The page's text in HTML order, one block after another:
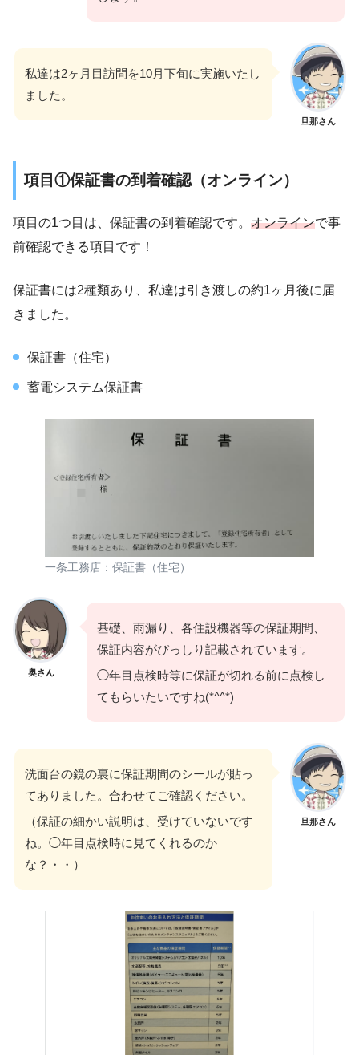
旦那さん
私達は2ヶ月目訪問を10月下旬に実施いたし
ました。
項目①保証書の到着確認（オンライン）
項目の1つ目は、保証書の到着確認です。 オンラインで事
前確認できる項目です！
保証書には2種類あり、私達は引き渡しの約1ヶ月後に届
きました。
保証書（住宅）
蓄電システム保証書
一条工務店：保証書（住宅）
奥さん
基礎、雨漏り、各住設機器等の保証期間、
保証内容がびっしり記載されています。
◯年目点検時等に保証が切れる前に点検し
てもらいたいですね(*^^*)
旦那さん
洗面台の鏡の裏に保証期間のシールが貼っ
てありました。合わせてご確認ください。
（保証の細かい説明は、受けていないです
ね。◯年目点検時に見てくれるのか
な？・・）